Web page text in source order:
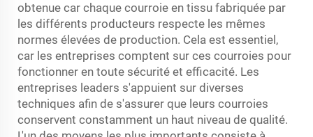
obtenue car chaque courroie en tissu fabriquée par
les différents producteurs respecte les mêmes
normes élevées de production. Cela est essentiel,
car les entreprises comptent sur ces courroies pour
fonctionner en toute sécurité et efficacité. Les
entreprises leaders s'appuient sur diverses
techniques afin de s'assurer que leurs courroies
conservent constamment un haut niveau de qualité.